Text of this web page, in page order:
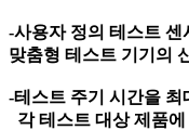
-사용자 정의 테스트 센
맞춤형 테스트 기기의
-테스트 주기 시간을
각 테스트 대상 제품